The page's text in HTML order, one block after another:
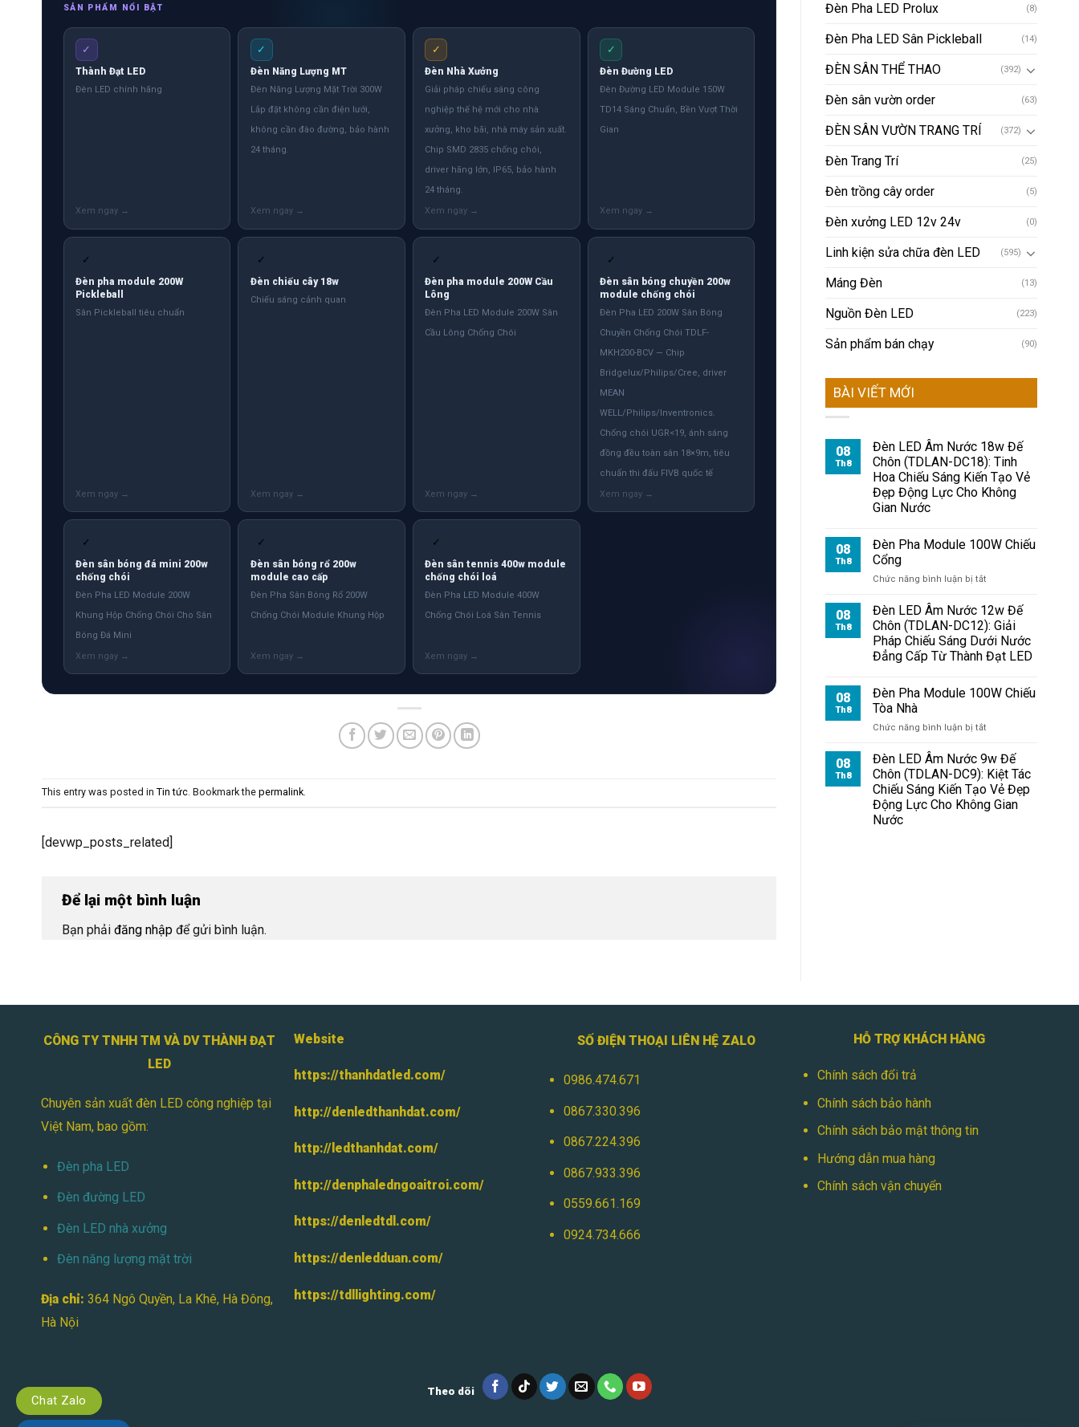
SẢN PHẨM NỔI BẬT
✓
Thành Đạt LED
Đèn LED chính hãng
✓
Đèn Năng Lượng MT
Đèn Năng Lượng Mặt Trời 300W
Lắp đặt không cần điện lưới,
không cần đào đường, bảo hành
24 tháng.
✓
Đèn Nhà Xưởng
Giải pháp chiếu sáng công
nghiệp thế hệ mới cho nhà
xưởng, kho bãi, nhà máy sản xuất.
Chip SMD 2835 chống chói,
driver hãng lớn, IP65, bảo hành
24 tháng.
✓
Đèn Đường LED
Đèn Đường LED Module 150W
TD14 Sáng Chuẩn, Bền Vượt Thời
Gian
✓
Đèn pha module 200W
Pickleball
Sân Pickleball tiêu chuẩn
✓
Đèn chiếu cây 18w
Chiếu sáng cảnh quan
✓
Đèn pha module 200W Cầu
Lông
Đèn Pha LED Module 200W Sân
Cầu Lông Chống Chói
✓
Đèn sân bóng chuyền 200w
module chống chói
Đèn Pha LED 200W Sân Bóng
Chuyền Chống Chói TDLF-
MKH200-BCV — Chip
Bridgelux/Philips/Cree, driver
MEAN
WELL/Philips/Inventronics.
Chống chói UGR<19, ánh sáng
đồng đều toàn sân 18×9m, tiêu
chuẩn thi đấu FIVB quốc tế
✓
Đèn sân bóng đá mini 200w
chống chói
Đèn Pha LED Module 200W
Khung Hộp Chống Chói Cho Sân
Bóng Đá Mini
✓
Đèn sân bóng rổ 200w
module cao cấp
Đèn Pha Sân Bóng Rổ 200W
Chống Chói Module Khung Hộp
✓
Đèn sân tennis 400w module
chống chói loá
Đèn Pha LED Module 400W
Chống Chói Loá Sân Tennis
This entry was posted in Tin tức . Bookmark the permalink
[devwp_posts_related]
Để lại một bình luận
Bạn phải đăng nhập để gửi bình luận.
Đèn Pha LED Prolux (8)
Đèn Pha LED Sân Pickleball (14)
ĐÈN SÂN THỂ THAO (392)
Đèn sân vườn order (63)
ĐÈN SÂN VƯỜN TRANG TRÍ (372)
Đèn Trang Trí (25)
Đèn trồng cây order (5)
Đèn xưởng LED 12v 24v (0)
Linh kiện sửa chữa đèn LED (595)
Máng Đèn (13)
Nguồn Đèn LED (223)
Sản phẩm bán chạy (90)
BÀI VIẾT MỚI
08
Th8
Đèn LED Âm Nước 18w Đế
Chôn (TDLAN-DC18): Tinh
Hoa Chiếu Sáng Kiến Tạo Vẻ
Đẹp Động Lực Cho Không
Gian Nước
08
Th8
Đèn Pha Module 100W Chiếu
Cổng
Chức năng bình luận bị tắt
Pha
Module
100W
Chiếu
Cổng
08
Th8
Đèn LED Âm Nước 12w Đế
Chôn (TDLAN-DC12): Giải
Pháp Chiếu Sáng Dưới Nước
Đẳng Cấp Từ Thành Đạt LED
08
Th8
Đèn Pha Module 100W Chiếu
Tòa Nhà
Chức năng bình luận bị tắt
Pha
Module
100W
Chiếu
Tòa
08
Th8
Đèn LED Âm Nước 9w Đế
Chôn (TDLAN-DC9): Kiệt Tác
Chiếu Sáng Kiến Tạo Vẻ Đẹp
Động Lực Cho Không Gian
Nước
CÔNG TY TNHH TM VÀ DV THÀNH ĐẠT
LED
Chuyên sản xuất đèn LED công nghiệp tại
Việt Nam, bao gồm:
Đèn pha LED
Đèn đường LED
Đèn LED nhà xưởng
Đèn năng lượng mặt trời
Địa chỉ: 364 Ngô Quyền, La Khê, Hà Đông,
Hà Nội
Website
https://thanhdatled.com/
http://denledthanhdat.com/
http://ledthanhdat.com/
http://denphaledngoaitroi.com/
https://denledtdl.com/
https://denledduan.com/
https://tdllighting.com/
SỐ ĐIỆN THOẠI LIÊN HỆ ZALO
0986.474.671
0867.330.396
0867.224.396
0867.933.396
0559.661.169
0924.734.666
HỖ TRỢ KHÁCH HÀNG
Chính sách đổi trả
Chính sách bảo hành
Chính sách bảo mật thông tin
Hướng dẫn mua hàng
Chính sách vận chuyển
Theo dõi
Chat Zalo